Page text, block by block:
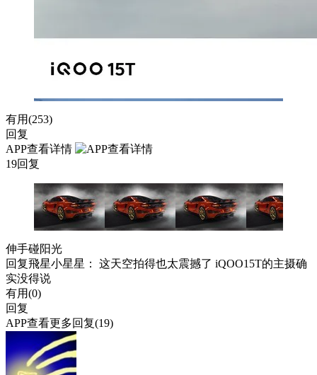
有用(253)
回复
APP查看详情
19回复
伸手碰阳光
回复飛星小星星 ： 这天空拍得也太震撼了 iQOO15T的主摄确
实没得说
有用(0)
回复
APP查看更多回复(19)